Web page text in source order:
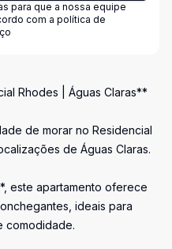
para que a nossa equipe
com a política de
Rhodes | Águas Claras**
de morar no Residencial
de Águas Claras.
este apartamento oferece
ideais para
comodidade.